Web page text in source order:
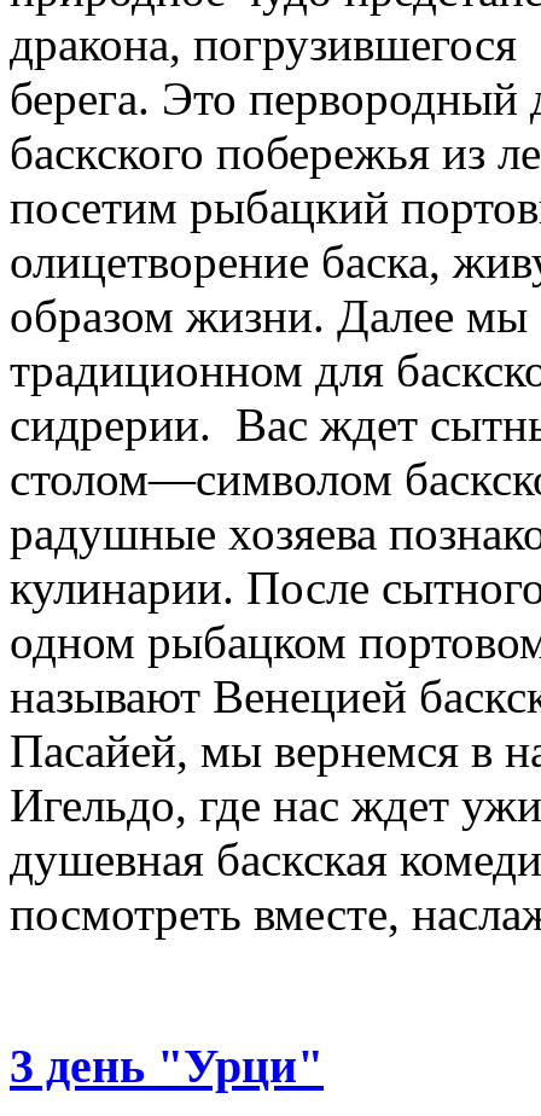
дракона,
берега. Это первородный
баскского побережья из
посетим рыбацкий
олицетворение баска,
образом жизни. Далее мы
традиционном для
сидрерии. Вас ждет
столом—символом
радушные хозяева
кулинарии. После
одном рыбацком
называют Венецией
Пасайей, мы вернемся в
Игельдо, где нас ждет
душевная баскская
посмотреть вместе,
3 день "Урци"